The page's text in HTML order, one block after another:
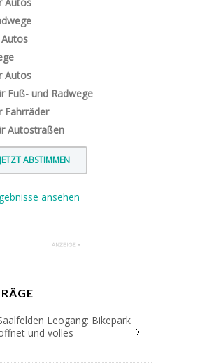
Autos
Fuß- und Radwege
Fahrräder
Autostraßen
ansehen
Leogang: Bikepark
und volles